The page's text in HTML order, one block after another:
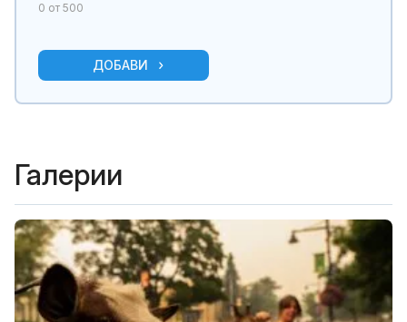
0 от 500
ДОБАВИ
Галерии